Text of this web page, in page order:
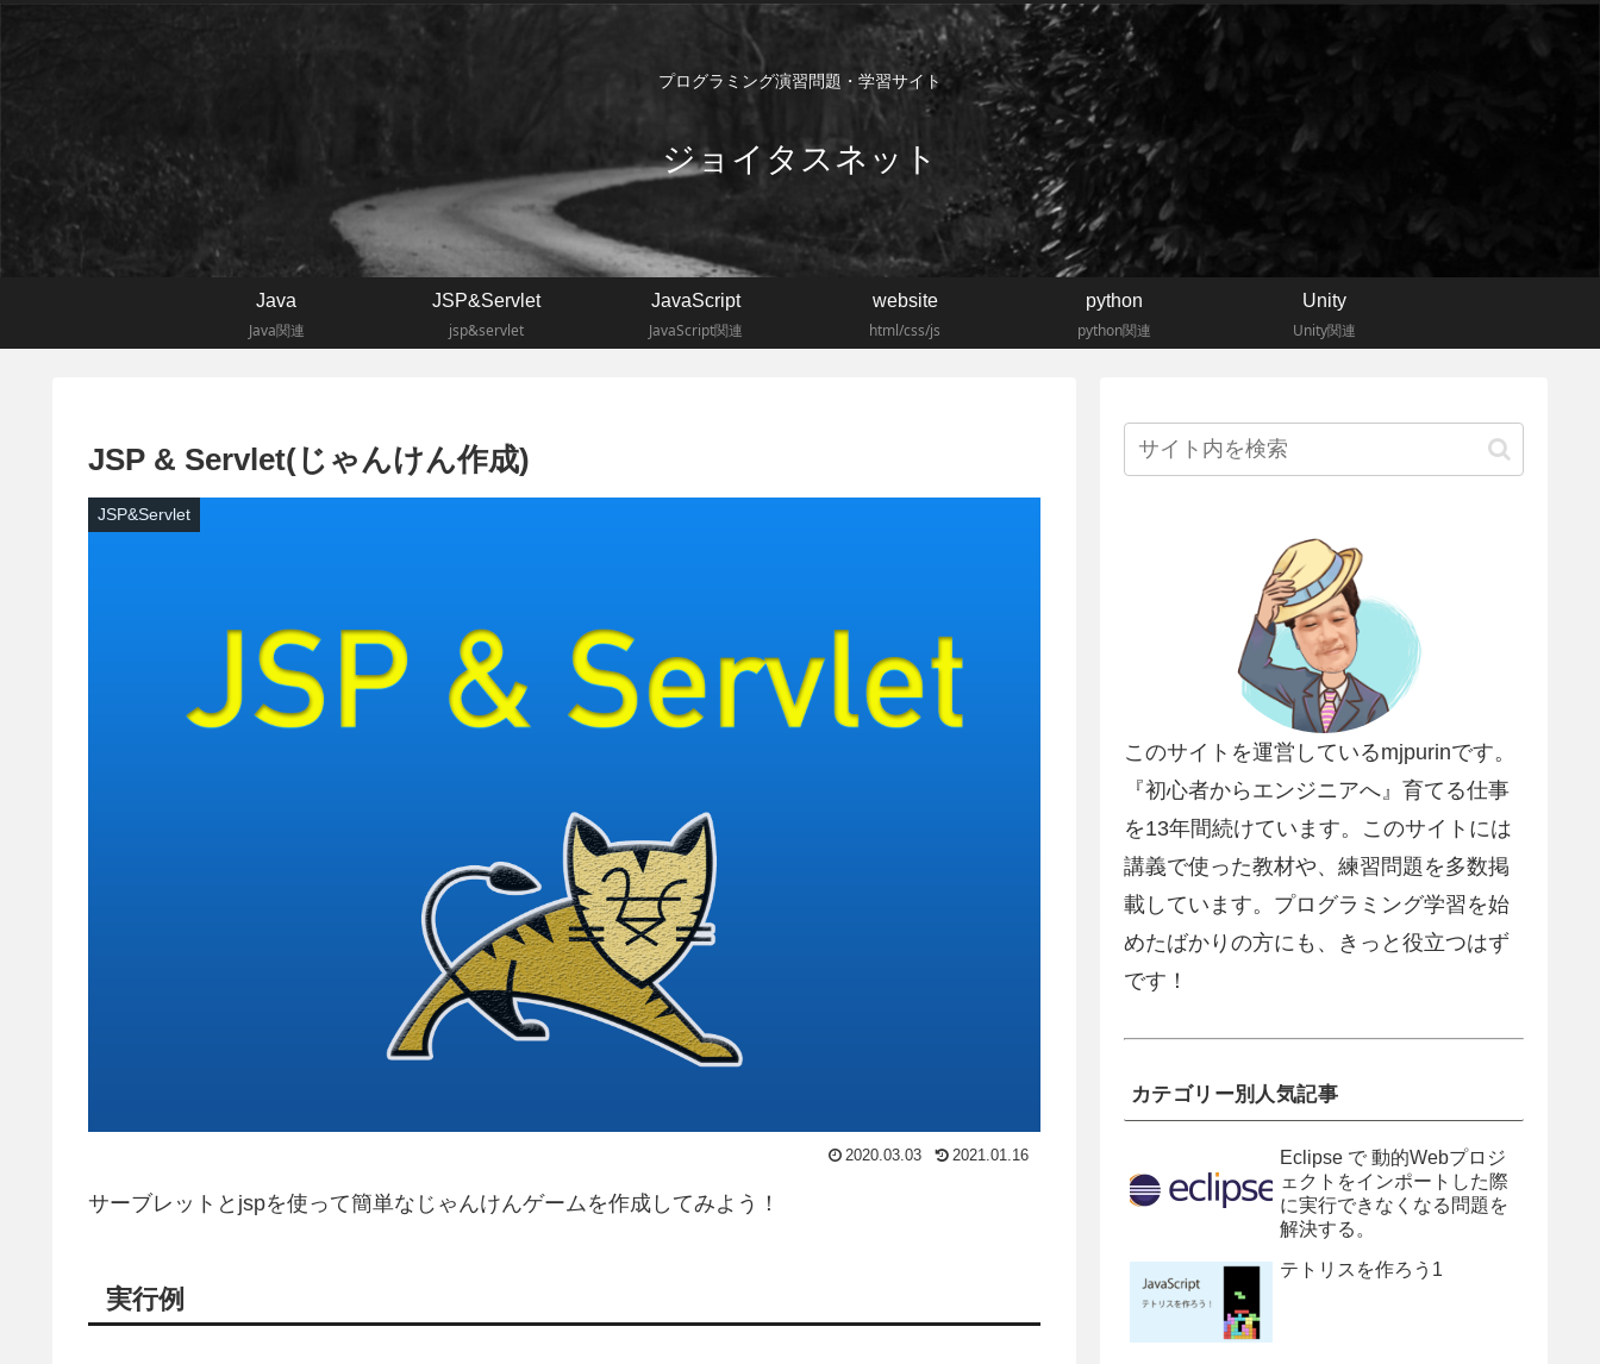
プログラミング演習問題・学習サイト
ジョイタスネット
Java
Java関連
JSP&Servlet
jsp&servlet
JavaScript
JavaScript関連
website
html/css/js
python
python関連
Unity
Unity関連
JSP & Servlet(じゃんけん作成)
JSP&Servlet
2020.03.03 2021.01.16
サーブレットとjspを使って簡単なじゃんけんゲームを作成してみよう！
実行例
このサイトを運営しているmjpurinです。
『初心者からエンジニアへ』育てる仕事
を13年間続けています。このサイトには
講義で使った教材や、練習問題を多数掲
載しています。プログラミング学習を始
めたばかりの方にも、きっと役立つはず
です！
カテゴリー別人気記事
Eclipse で 動的Webプロジ
ェクトをインポートした際
に実行できなくなる問題を
解決する。
テトリスを作ろう1